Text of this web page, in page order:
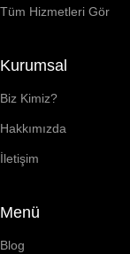
Tüm Hizmetleri Gör
Kurumsal
Biz Kimiz?
Hakkımızda
İletişim
Menü
Blog